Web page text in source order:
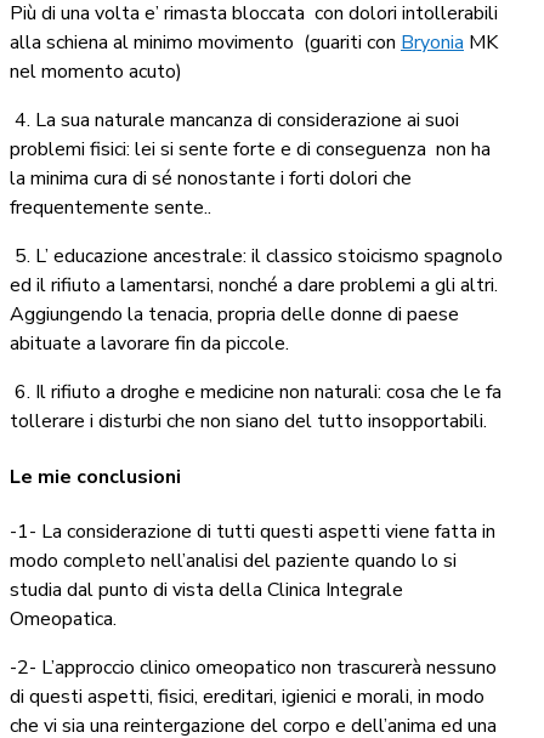
Più di una volta e’ rimasta bloccata con dolori intollerabili
alla schiena al minimo movimento (guariti con Bryonia MK
nel momento acuto)
4. La sua naturale mancanza di considerazione ai suoi
problemi fisici: lei si sente forte e di conseguenza non ha
la minima cura di sé nonostante i forti dolori che
frequentemente sente..
5. L’ educazione ancestrale: il classico stoicismo spagnolo
ed il rifiuto a lamentarsi, nonché a dare problemi a gli altri.
Aggiungendo la tenacia, propria delle donne di paese
abituate a lavorare fin da piccole.
6. Il rifiuto a droghe e medicine non naturali: cosa che le fa
tollerare i disturbi che non siano del tutto insopportabili.
Le mie conclusioni
-1- La considerazione di tutti questi aspetti viene fatta in
modo completo nell’analisi del paziente quando lo si
studia dal punto di vista della Clinica Integrale
Omeopatica.
-2- L’approccio clinico omeopatico non trascurerà nessuno
di questi aspetti, fisici, ereditari, igienici e morali, in modo
che vi sia una reintergazione del corpo e dell’anima ed una